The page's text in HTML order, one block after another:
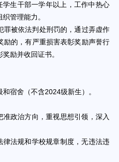
学生干部一学年以上，工作中热心
管理能力。
罪被依法判处刑罚的，通过弄虚作
励的，有严重损害表彰奖励声誉行
励并收回证书。
宿舍（不含2024级新生）。
政治方向，重视思想引领，深入
律法规和学校规章制度，无违法违